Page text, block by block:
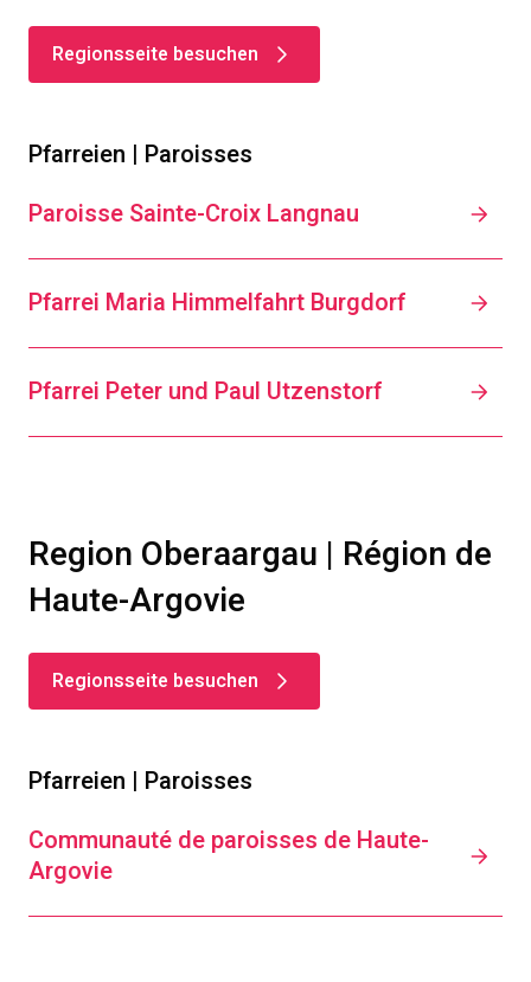
Regionsseite besuchen
Pfarreien | Paroisses
Paroisse Sainte-Croix Langnau
Pfarrei Maria Himmelfahrt Burgdorf
Pfarrei Peter und Paul Utzenstorf
Region Oberaargau | Région de
Haute-Argovie
Regionsseite besuchen
Pfarreien | Paroisses
Communauté de paroisses de Haute-
Argovie